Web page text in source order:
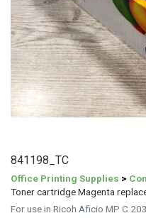
841198_TC
Office Printing Supplies >
Toner cartridge Magenta
For use in Ricoh Aficio MP C